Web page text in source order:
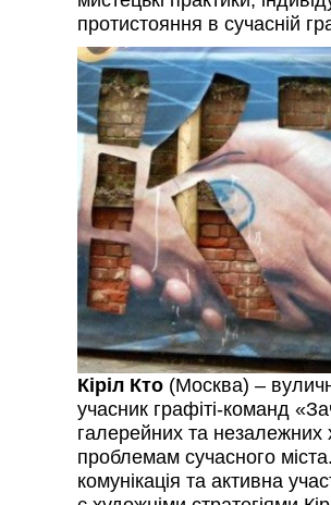
протистояння в сучасній
Кіріл Кто (Москва) –
учасник графіті-команд
галерейних та незалежних
проблемам сучасного
комунікація та активна